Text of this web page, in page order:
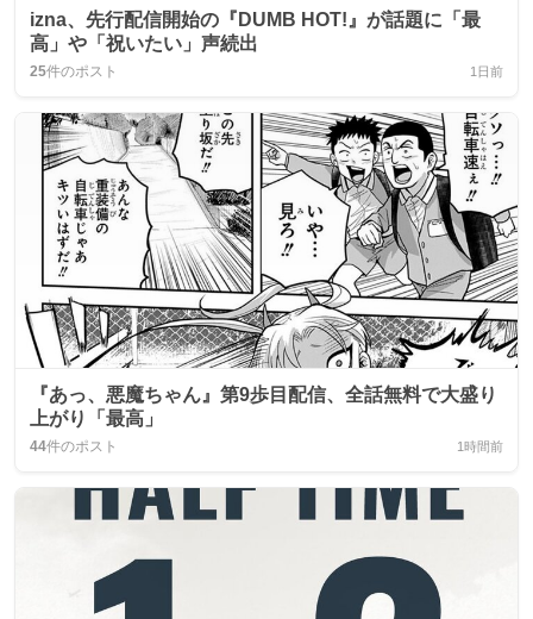
izna、先行配信開始の『DUMB HOT!』が話題に「最
高」や「祝いたい」声続出
25件のポスト 1日前
『あっ、悪魔ちゃん』第9歩目配信、全話無料で大盛り
上がり「最高」
44件のポスト 1時間前